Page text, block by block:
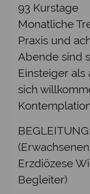
93 Kurstage
Monatliche
Praxis und
Abende sind
Einsteiger
sich
Erzdiözese
Begleiter)